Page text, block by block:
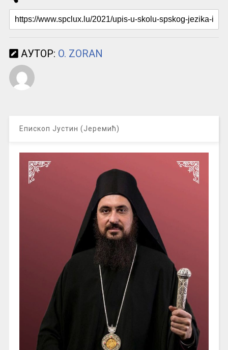
АУТОР: O. ZORAN
Епископ Јустин (Јеремић)